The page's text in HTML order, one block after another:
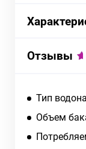
Отзывы
Тип
Объем